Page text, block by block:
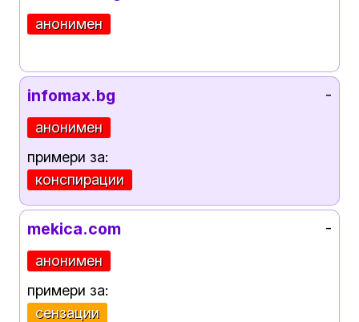
анонимен
infomax.bg
анонимен
примери за:
конспирации
-
mekica.com
анонимен
примери за:
сензации
-